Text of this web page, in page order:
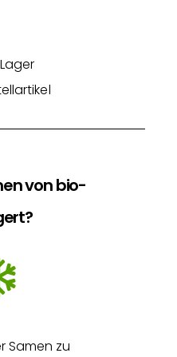
von bio-
Samen zu